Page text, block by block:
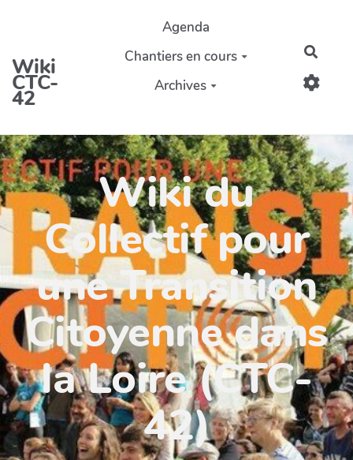
Aller au contenu principal
Wiki
CTC-
42
Agenda
Chantiers en cours
Archives
Wiki du
Collectif pour
une Transition
Citoyenne dans
la Loire (CTC-
42)